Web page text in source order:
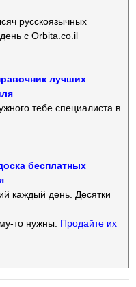
русскоязычных
с Orbita.co.il
лучших
тебе специалиста в
бесплатных
каждый день. Десятки
то нужны. Продайте их